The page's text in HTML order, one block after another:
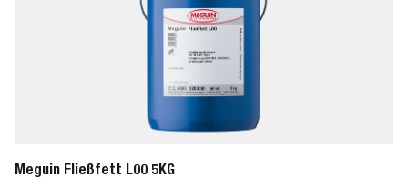
Meguin Fließfett L00 5KG